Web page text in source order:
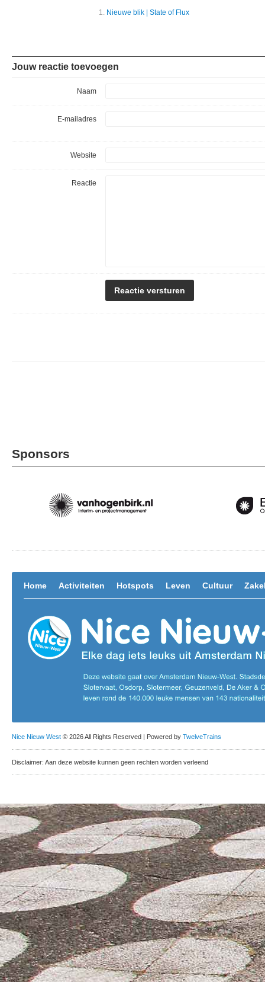
Jouw reactie toevoegen
Naam
E-mailadres
Website
Reactie
Sponsors
Home Activiteiten Hotspots Leven Cultuur
Nice Nieuw West © 2026 All Rights Reserved | Powered by TwelveTrains
Disclaimer: Aan deze website kunnen geen rechten worden verleend